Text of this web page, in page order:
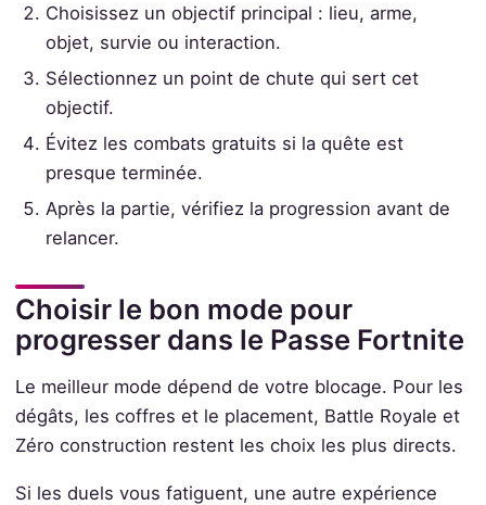
Choisissez un objectif principal : lieu, arme,
objet, survie ou interaction.
Sélectionnez un point de chute qui sert cet
objectif.
Évitez les combats gratuits si la quête est
presque terminée.
Après la partie, vérifiez la progression avant de
relancer.
Choisir le bon mode pour
progresser dans le Passe Fortnite
Le meilleur mode dépend de votre blocage. Pour les
dégâts, les coffres et le placement, Battle Royale et
Zéro construction restent les choix les plus directs.
Si les duels vous fatiguent, une autre expérience